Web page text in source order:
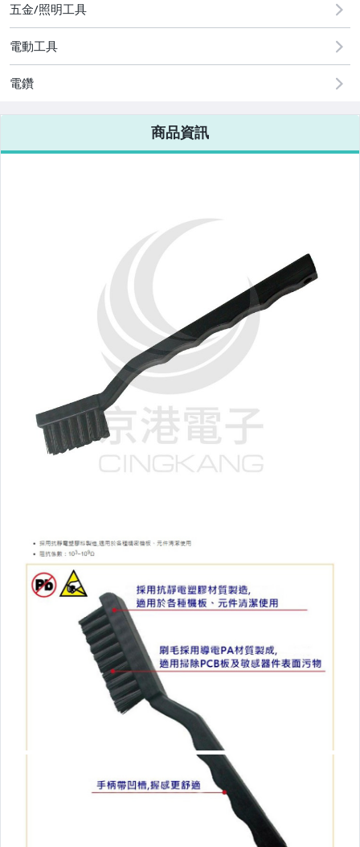
居家、家具與園藝
家電與影音視聽
五金/照明工具
電動工具
電鑽
商品資訊